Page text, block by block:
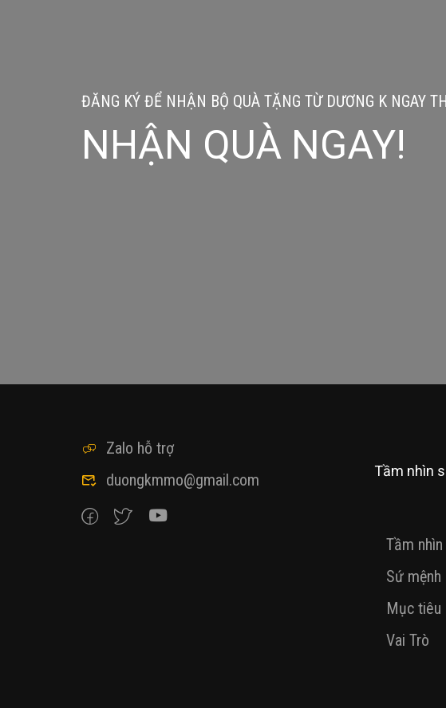
ĐĂNG KÝ ĐỂ NHẬN BỘ QUÀ TẶNG TỪ DƯƠNG K NGAY
NHẬN QUÀ NGAY!
Zalo hỗ trợ
duongkmmo@gmail.com
Tầm nhìn
Tầm nhìn
Sứ mệnh
Mục tiêu
Vai Trò